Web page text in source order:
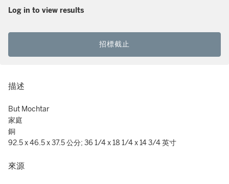
Log in to view results
招標截止
描述
But Mochtar
家庭
銅
92.5 x 46.5 x 37.5 公分; 36 1/4 x 18 1/4 x 14 3/4 英寸
來源